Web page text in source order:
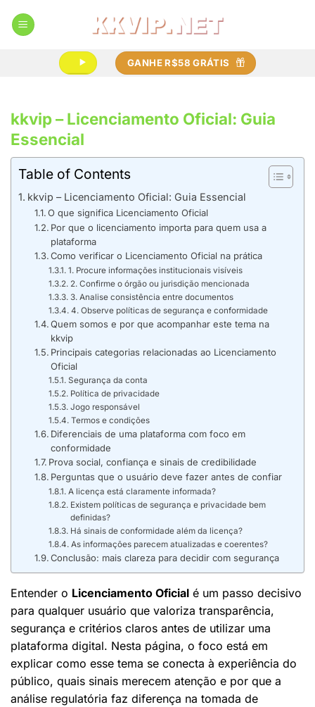
GANHE R$58 GRÁTIS
kkvip – Licenciamento Oficial: Guia
Essencial
Table of Contents
kkvip – Licenciamento Oficial: Guia Essencial
O que significa Licenciamento Oficial
Por que o licenciamento importa para quem usa a
plataforma
Como verificar o Licenciamento Oficial na prática
1. Procure informações institucionais visíveis
2. Confirme o órgão ou jurisdição mencionada
3. Analise consistência entre documentos
4. Observe políticas de segurança e conformidade
Quem somos e por que acompanhar este tema na
kkvip
Principais categorias relacionadas ao Licenciamento
Oficial
Segurança da conta
Política de privacidade
Jogo responsável
Termos e condições
Diferenciais de uma plataforma com foco em
conformidade
Prova social, confiança e sinais de credibilidade
Perguntas que o usuário deve fazer antes de confiar
A licença está claramente informada?
Existem políticas de segurança e privacidade bem
definidas?
Há sinais de conformidade além da licença?
As informações parecem atualizadas e coerentes?
Conclusão: mais clareza para decidir com segurança
Entender o Licenciamento Oficial é um passo decisivo
para qualquer usuário que valoriza transparência,
segurança e critérios claros antes de utilizar uma
plataforma digital. Nesta página, o foco está em
explicar como esse tema se conecta à experiência do
público, quais sinais merecem atenção e por que a
análise regulatória faz diferença na tomada de